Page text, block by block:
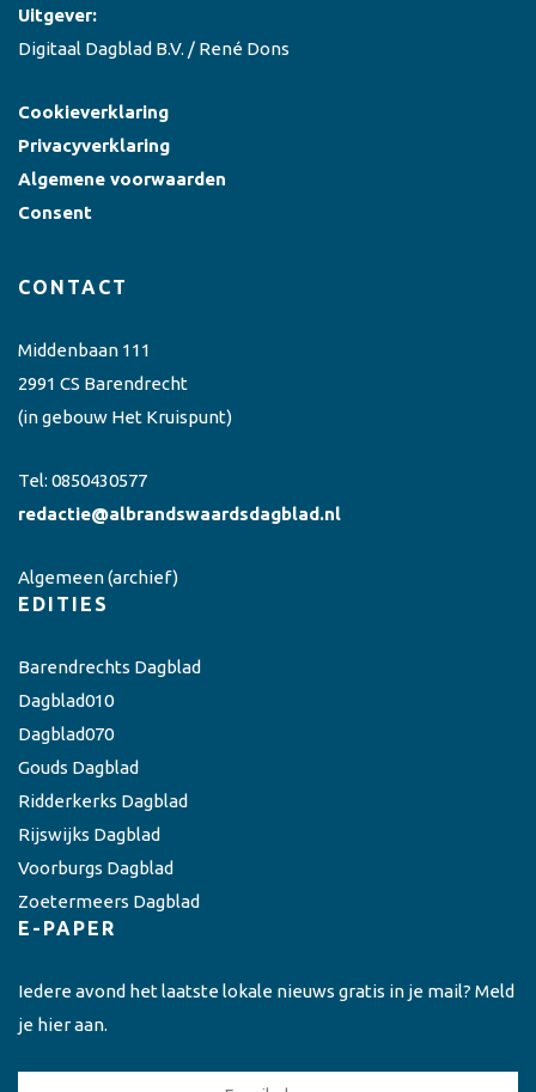
Uitgever:
Digitaal Dagblad B.V. / René Dons
Cookieverklaring
Privacyverklaring
Algemene voorwaarden
Consent
CONTACT
Middenbaan 111
2991 CS Barendrecht
(in gebouw Het Kruispunt)
Tel: 0850430577
redactie@albrandswaardsdagblad.nl
Algemeen(archief)
EDITIES
Barendrechts Dagblad
Dagblad010
Dagblad070
Gouds Dagblad
Ridderkerks Dagblad
Rijswijks Dagblad
Voorburgs Dagblad
Zoetermeers Dagblad
E-PAPER
Iedere avond het laatste lokale nieuws gratis in je mail? Meld
je hier aan.